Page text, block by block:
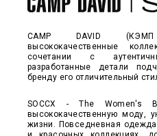
CAMP DAVID
высококачественные
сочетании с
разработанные детали
бренду его отличительный
SOCCX - The Women's
высококачественную моду,
жизни. Повседневная